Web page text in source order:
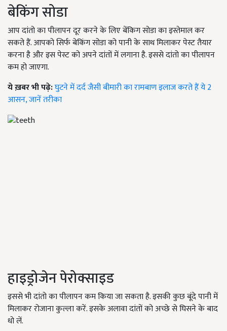
बेकिंग सोडा
आप दांतो का पीलापन दूर करने के लिए बेंकिग सोडा का इस्तेमाल कर
सकते हैं. आपको सिर्फ बेकिंग सोडा को पानी के साथ मिलाकर पेस्ट तैयार
करना है और इस पेस्ट को अपने दांतों में लगाना है. इससे दांतो का पीलापन
कम हो जाएगा.
ये ख़बर भी पढ़े:घुटने में दर्द जैसी बीमारी का रामबाण इलाज करते हैं ये 2
आसन, जानें तरीका
हाइड्रोजेन पेरोक्साइड
इससे भी दांतो का पीलापन कम किया जा सकता है. इसकी कुछ बूंदे पानी में
मिलाकर रोजाना कुल्ला करें. इसके अलावा दांतों को अच्छे से घिसने के बाद
धो लें.